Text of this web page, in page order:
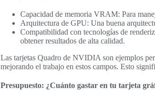
Capacidad de memoria VRAM: Para
Arquitectura de GPU: Una buena
Compatibilidad con tecnologías de
obtener resultados de alta calidad.
Las tarjetas Quadro de NVIDIA son ejemplos
mejorando el trabajo en estos campos. Esto
Presupuesto: ¿Cuánto gastar en tu tarjeta